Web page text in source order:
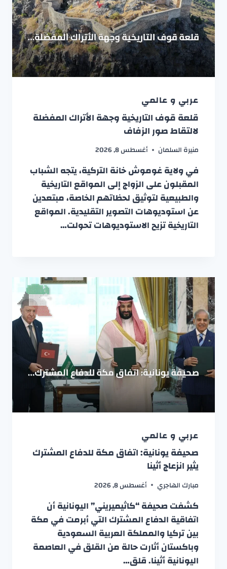
عربي و عالمي
قلعة قوف التاريخية وجهة الأتراك المفضلة
لالتقاط صور الزفاف
منيرة السلمان أغسطس 8, 2026
في ولاية غوموش خانة التركية، يتجه الشباب
المقبلون على الزواج إلى المواقع التاريخية
والطبيعية لتوثيق لحظاتهم الخاصة، مبتعدين
عن استوديوهات التصوير التقليدية. المواقع
التاريخية تزيح الاستوديوهات تحولت…
عربي و عالمي
صحيفة يونانية: اتفاق مكة للدفاع المشترك
يثير انزعاج أثينا
مبارك الهاجري أغسطس 8, 2026
كشفت صحيفة “كاثيميريني” اليونانية أن
اتفاقية الدفاع المشترك التي أبرمت في مكة
بين تركيا والمملكة العربية السعودية
وباكستان أثارت حالة من القلق في العاصمة
اليونانية أثينا. قلق…